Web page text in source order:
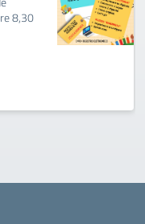
8,30